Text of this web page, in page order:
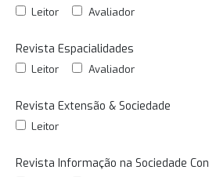
Leitor Avaliador
Revista Espacialidades
Leitor Avaliador
Revista Extensão & Sociedade
Leitor
Revista Informação na Sociedade